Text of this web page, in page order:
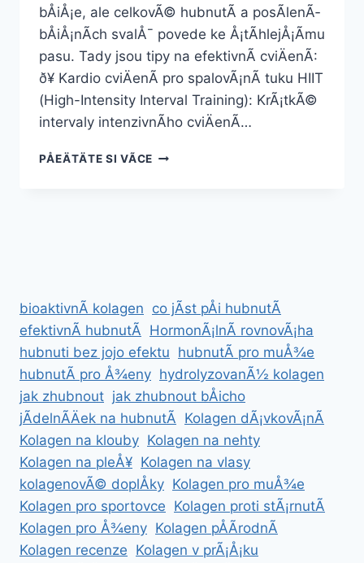
bÅiÅ¡e, ale celkovÃ© hubnutÃ­ a posÃ­lenÃ­
bÅiÅ¡nÃ­ch svalÅ¯ povede ke Å¡tÃ­hlejÅ¡Ã­mu
pasu. Tady jsou tipy na efektivnÃ­ cviÄenÃ­:
ð¥ Kardio cviÄenÃ­ pro spalovÃ¡nÃ­ tuku HIIT
(High-Intensity Interval Training): KrÃ¡tkÃ©
intervaly intenzivnÃ­ho cviÄenÃ­…
PÅEÄTÄTE SI VÃ­CENEJLEPÅ¡Ã­
bioaktivnÃ­ kolagen co jÃ­st pÅi hubnutÃ­
efektivnÃ­ hubnutÃ­ HormonÃ¡lnÃ­ rovnovÃ¡ha
hubnuti bez jojo efektu hubnutÃ­ pro muÅ¾e
hubnutÃ­ pro Å¾eny hydrolyzovanÃ½ kolagen
jak zhubnout jak zhubnout bÅicho
jÃ­delnÃ­Äek na hubnutÃ­ Kolagen dÃ¡vkovÃ¡nÃ­
Kolagen na klouby Kolagen na nehty
Kolagen na pleÅ¥ Kolagen na vlasy
kolagenovÃ© doplÅky Kolagen pro muÅ¾e
Kolagen pro sportovce Kolagen proti stÃ¡rnutÃ­
Kolagen pro Å¾eny Kolagen pÅÃ­rodnÃ­
Kolagen recenze Kolagen v prÃ¡Å¡ku